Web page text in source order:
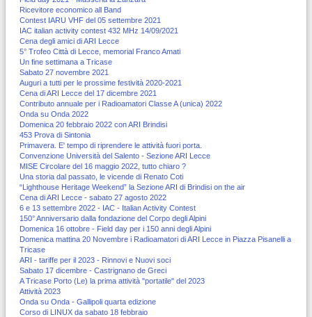
Ricevitore economico all Band
Contest IARU VHF del 05 settembre 2021
IAC italian activity contest 432 MHz 14/09/2021
Cena degli amici di ARI Lecce
5° Trofeo Città di Lecce, memorial Franco Amati
Un fine settimana a Tricase
Sabato 27 novembre 2021
Auguri a tutti per le prossime festività 2020-2021
Cena di ARI Lecce del 17 dicembre 2021
Contributo annuale per i Radioamatori Classe A (unica) 2022
Onda su Onda 2022
Domenica 20 febbraio 2022 con ARI Brindisi
453 Prova di Sintonia
Primavera. E' tempo di riprendere le attività fuori porta.
Convenzione Università del Salento - Sezione ARI Lecce
MISE Circolare del 16 maggio 2022, tutto chiaro ?
Una storia dal passato, le vicende di Renato Coti
“Lighthouse Heritage Weekend” la Sezione ARI di Brindisi on the air
Cena di ARI Lecce - sabato 27 agosto 2022
6 e 13 settembre 2022 - IAC - Italian Activity Contest
150° Anniversario dalla fondazione del Corpo degli Alpini
Domenica 16 ottobre - Field day per i 150 anni degli Alpini
Domenica mattina 20 Novembre i Radioamatori di ARI Lecce in Piazza Pisanelli a
Tricase
ARI - tariffe per il 2023 - Rinnovi e Nuovi soci
Sabato 17 dicembre - Castrignano de Greci
A Tricase Porto (Le) la prima attività "portatile" del 2023
Attività 2023
Onda su Onda - Gallipoli quarta edizione
Corso di LINUX da sabato 18 febbraio